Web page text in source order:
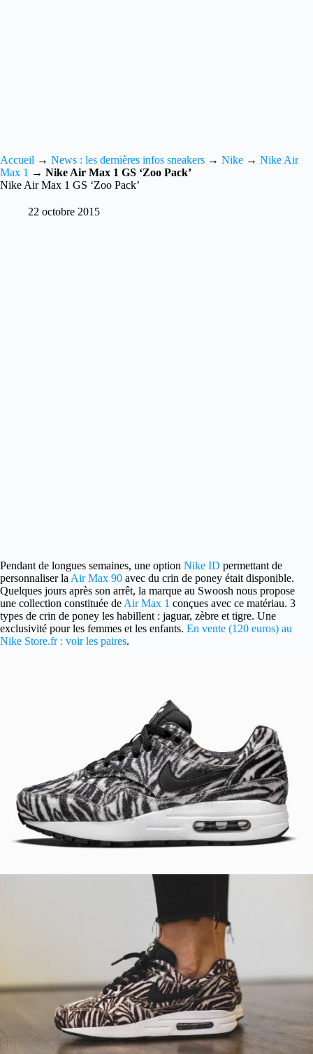
Accueil → News : les dernières infos sneakers → Nike → Nike Air
Max 1 → Nike Air Max 1 GS ‘Zoo Pack’
Nike Air Max 1 GS ‘Zoo Pack’
22 octobre 2015
Pendant de longues semaines, une option Nike ID permettant de
personnaliser la Air Max 90 avec du crin de poney était disponible.
Quelques jours après son arrêt, la marque au Swoosh nous propose
une collection constituée de Air Max 1 conçues avec ce matériau. 3
types de crin de poney les habillent : jaguar, zèbre et tigre. Une
exclusivité pour les femmes et les enfants. En vente (120 euros) au
Nike Store.fr : voir les paires.